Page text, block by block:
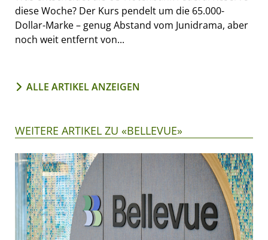
diese Woche? Der Kurs pendelt um die 65.000-
Dollar-Marke – genug Abstand vom Junidrama, aber
noch weit entfernt von...
ALLE ARTIKEL ANZEIGEN
WEITERE ARTIKEL ZU «BELLEVUE»